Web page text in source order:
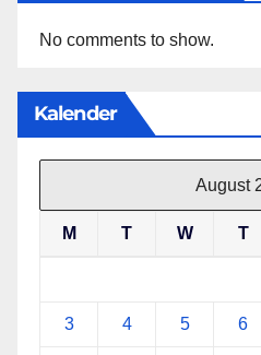
No comments to show.
Kalender
August
M T W T
3 4 5 6